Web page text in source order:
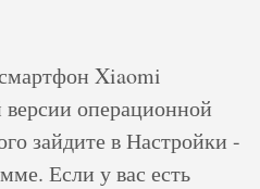
Xiaomi
версии операционной
зайдите в Настройки -
Если у вас есть